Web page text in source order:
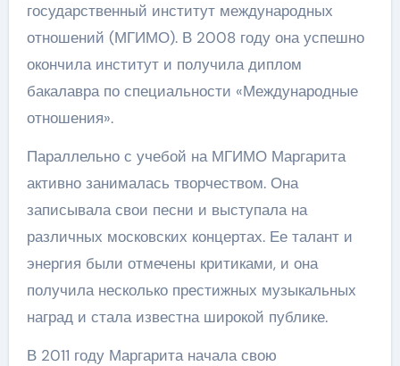
государственный институт международных
отношений (МГИМО). В 2008 году она успешно
окончила институт и получила диплом
бакалавра по специальности «Международные
отношения».
Параллельно с учебой на МГИМО Маргарита
активно занималась творчеством. Она
записывала свои песни и выступала на
различных московских концертах. Ее талант и
энергия были отмечены критиками, и она
получила несколько престижных музыкальных
наград и стала известна широкой публике.
В 2011 году Маргарита начала свою